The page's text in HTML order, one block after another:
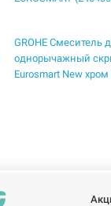
GROHE Смеситель
однорычажный
Eurosmart New хром
однорычажный